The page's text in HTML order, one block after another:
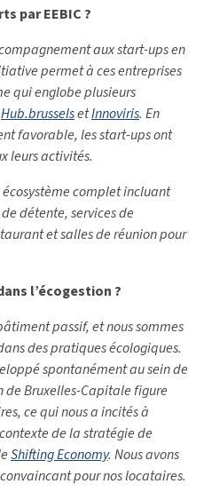
par EEBIC ?
aux start-ups en
permet à ces entreprises
qui englobe plusieurs
Hub.brusselsetInnoviris. En
favorable, les start-ups ont
leurs activités.
écosystème complet incluant
détente, services de
et salles de réunion pour
l’écogestion ?
passif, et nous sommes
des pratiques écologiques.
spontanément au sein de
de Bruxelles-Capitale figure
ce qui nous a incités à
de la stratégie de
Shifting Economy. Nous avons
pour nos locataires.